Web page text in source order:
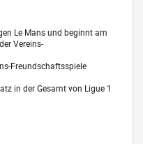
Le Mans und beginnt am
Vereins-
Freundschaftsspiele
in der Gesamt von Ligue 1